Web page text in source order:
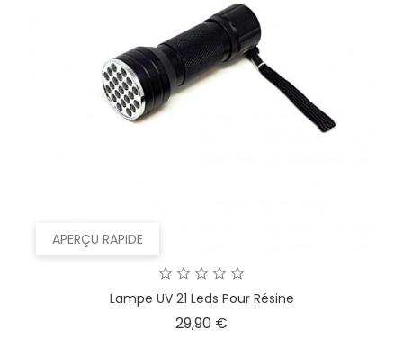
APERÇU RAPIDE
Lampe UV 21 Leds Pour Résine
29,90 €